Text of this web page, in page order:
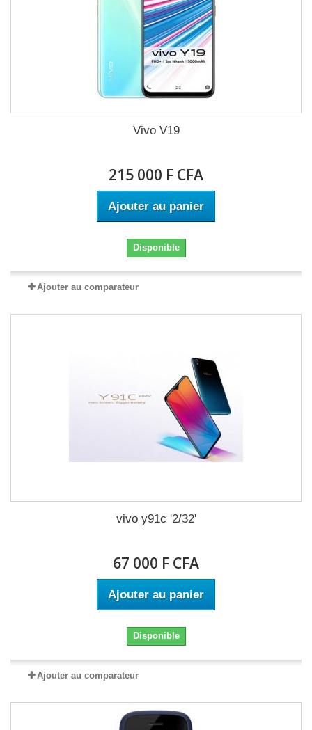
Vivo V19
215 000 F CFA
Ajouter au panier
Disponible
Ajouter au comparateur
vivo y91c '2/32'
67 000 F CFA
Ajouter au panier
Disponible
Ajouter au comparateur